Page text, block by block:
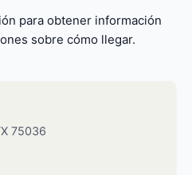
para obtener información
sobre cómo llegar.
75036